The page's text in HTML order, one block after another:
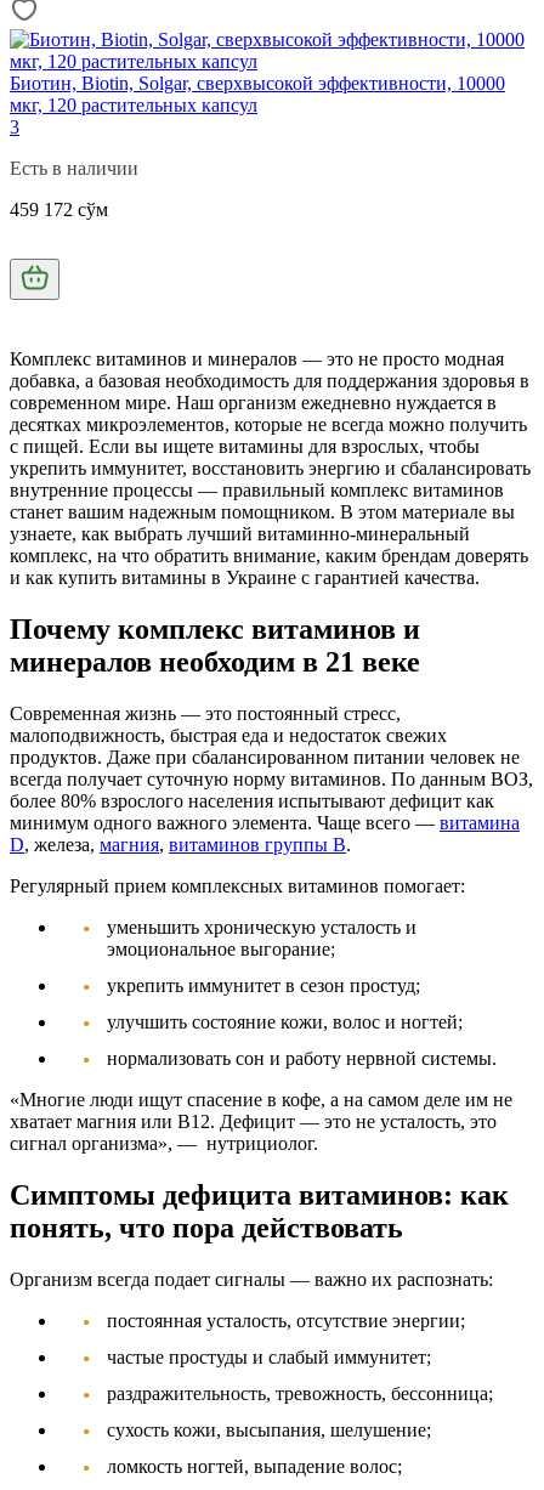
Биотин, Biotin, Solgar, сверхвысокой эффективности, 10000
мкг, 120 растительных капсул
3
Есть в наличии
459 172 сўм
Комплекс витаминов и минералов — это не просто модная
добавка, а базовая необходимость для поддержания здоровья в
современном мире. Наш организм ежедневно нуждается в
десятках микроэлементов, которые не всегда можно получить
с пищей. Если вы ищете витамины для взрослых, чтобы
укрепить иммунитет, восстановить энергию и сбалансировать
внутренние процессы — правильный комплекс витаминов
станет вашим надежным помощником. В этом материале вы
узнаете, как выбрать лучший витаминно-минеральный
комплекс, на что обратить внимание, каким брендам доверять
и как купить витамины в Украине с гарантией качества.
Почему комплекс витаминов и
минералов необходим в 21 веке
Современная жизнь — это постоянный стресс,
малоподвижность, быстрая еда и недостаток свежих
продуктов. Даже при сбалансированном питании человек не
всегда получает суточную норму витаминов. По данным ВОЗ,
более 80% взрослого населения испытывают дефицит как
минимум одного важного элемента. Чаще всего — витамина
D, железа, магния, витаминов группы B.
Регулярный прием комплексных витаминов помогает:
уменьшить хроническую усталость и
эмоциональное выгорание;
укрепить иммунитет в сезон простуд;
улучшить состояние кожи, волос и ногтей;
нормализовать сон и работу нервной системы.
«Многие люди ищут спасение в кофе, а на самом деле им не
хватает магния или B12. Дефицит — это не усталость, это
сигнал организма», — нутрициолог.
Симптомы дефицита витаминов: как
понять, что пора действовать
Организм всегда подает сигналы — важно их распознать:
постоянная усталость, отсутствие энергии;
частые простуды и слабый иммунитет;
раздражительность, тревожность, бессонница;
сухость кожи, высыпания, шелушение;
ломкость ногтей, выпадение волос;